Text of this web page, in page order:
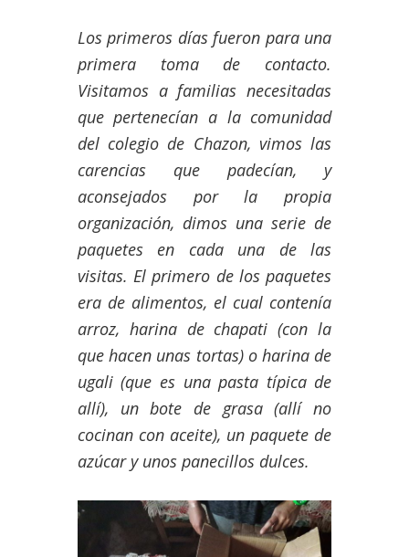
Los primeros días fueron para una
primera toma de contacto.
Visitamos a familias necesitadas
que pertenecían a la comunidad
del colegio de Chazon, vimos las
carencias que padecían, y
aconsejados por la propia
organización, dimos una serie de
paquetes en cada una de las
visitas. El primero de los paquetes
era de alimentos, el cual contenía
arroz, harina de chapati (con la
que hacen unas tortas) o harina de
ugali (que es una pasta típica de
allí), un bote de grasa (allí no
cocinan con aceite), un paquete de
azúcar y unos panecillos dulces.